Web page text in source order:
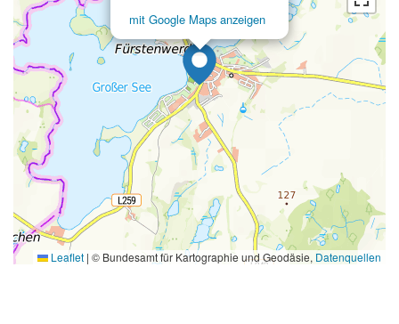
mit Google Maps anzeigen
Leaflet | © Bundesamt für Kartographie und Geodäsie, Datenquellen